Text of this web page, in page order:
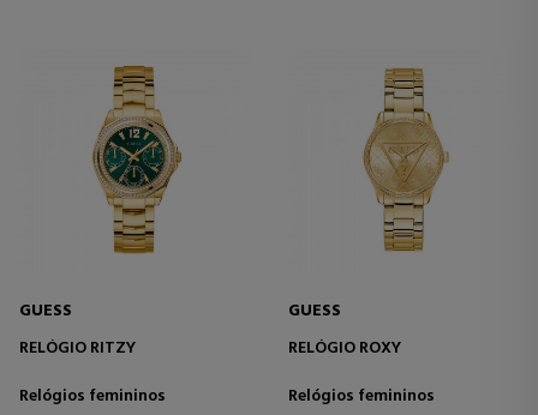
GUESS
RELÓGIO RITZY
Relógios femininos
GUESS
RELÓGIO ROXY
Relógios femininos